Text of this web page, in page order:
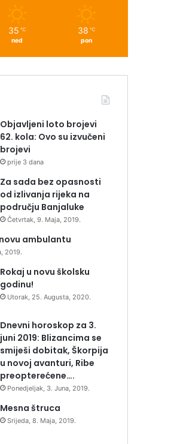
35 ℃
ned
38 ℃
pon
Objavljeni loto brojevi
62. kola: Ovo su izvučeni
brojevi
prije 3 dana
Za sada bez opasnosti
od izlivanja rijeka na
području Banjaluke
Četvrtak, 9. Maja, 2019.
ambulantu
2019.
Rokaj u novu školsku
godinu!
Utorak, 25. Augusta, 2020.
Dnevni horoskop za 3.
juni 2019: Blizancima se
smiješi dobitak, Škorpija
u novoj avanturi, Ribe
preopterećene….
Ponedjeljak, 3. Juna, 2019.
Mesna štruca
Srijeda, 8. Maja, 2019.